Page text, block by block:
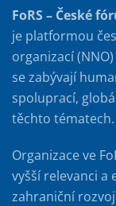
FoRS – České
je platformou
organizací
se zabývají
spoluprací,
těchto tématech.
Organizace ve
vyšší relevanci a
zahraniční